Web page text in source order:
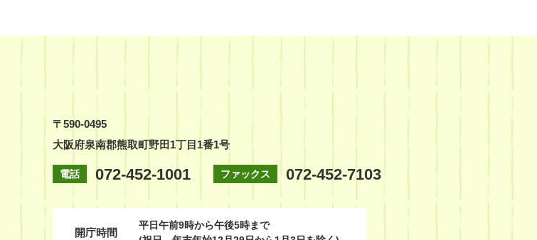
〒590-0495
大阪府泉南郡熊取町野田1丁目1番1号
電話 072-452-1001 ファックス 072-452-7103
開庁時間
平日午前9時から午後5時まで